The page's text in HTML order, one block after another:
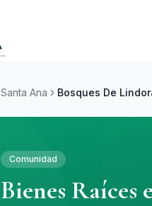
Santa Ana Bosques De
Comunidad
Bienes Raíces